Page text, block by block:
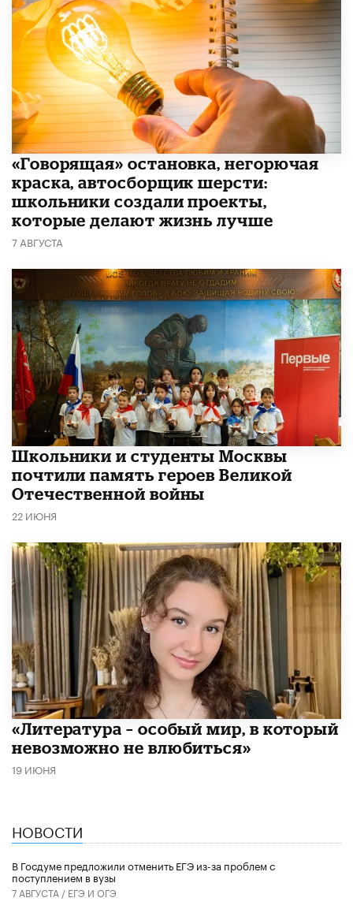
​«Говорящая» остановка, негорючая
краска, автосборщик шерсти:
школьники создали проекты,
которые делают жизнь лучше
7 АВГУСТА
Школьники и студенты Москвы
почтили память героев Великой
Отечественной войны
22 ИЮНЯ
​«Литература – особый мир, в который
невозможно не влюбиться»
19 ИЮНЯ
НОВОСТИ
В Госдуме предложили отменить ЕГЭ из-за проблем с
поступлением в вузы
7 АВГУСТА / ЕГЭ И ОГЭ